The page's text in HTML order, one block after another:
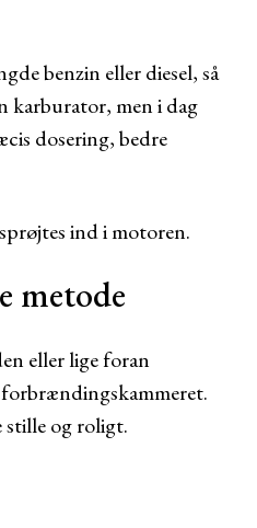
benzin eller diesel, så
men i dag
dosering, bedre
ind i motoren.
metode
eller lige foran
og roligt.